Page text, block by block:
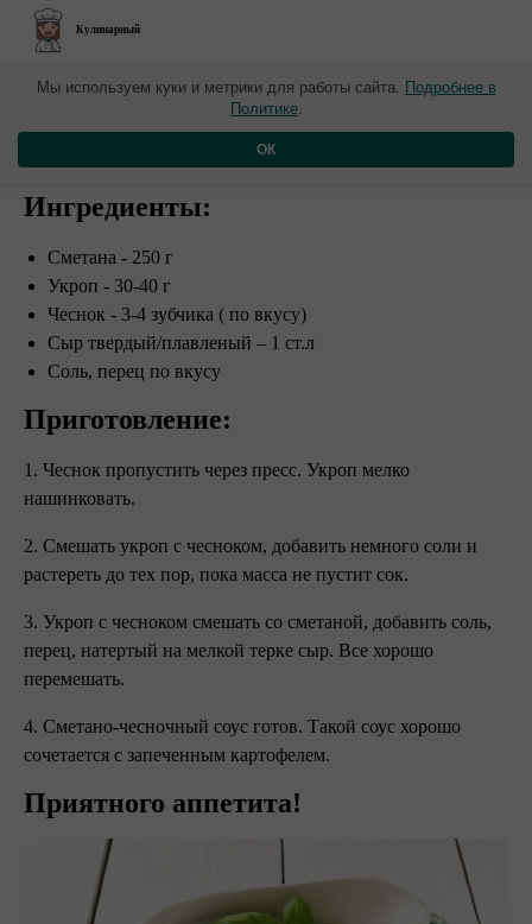
Кулинарный
​Соус из сметаны с
чесноком и зеленью
Ингредиенты:
Сметана - 250 г
Укроп - 30-40 г
Чеснок - 3-4 зубчика ( по вкусу)
Сыр твердый/плавленый – 1 ст.л
Соль, перец по вкусу
Приготовление:
1. Чеснок пропустить через пресс. Укроп мелко
нашинковать.
2. Смешать укроп с чесноком, добавить немного соли и
растереть до тех пор, пока масса не пустит сок.
3. Укроп с чесноком смешать со сметаной, добавить соль,
перец, натертый на мелкой терке сыр. Все хорошо
перемешать.
4. Сметано-чесночный соус готов. Такой соус хорошо
сочетается с запеченным картофелем.
Приятного аппетита!
Мы используем куки и метрики для работы сайта. Подробнее в
Политике.
ОК